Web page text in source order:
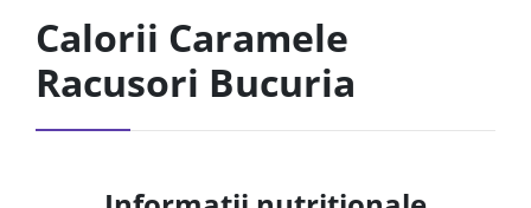
Calorii Caramele
Racusori Bucuria